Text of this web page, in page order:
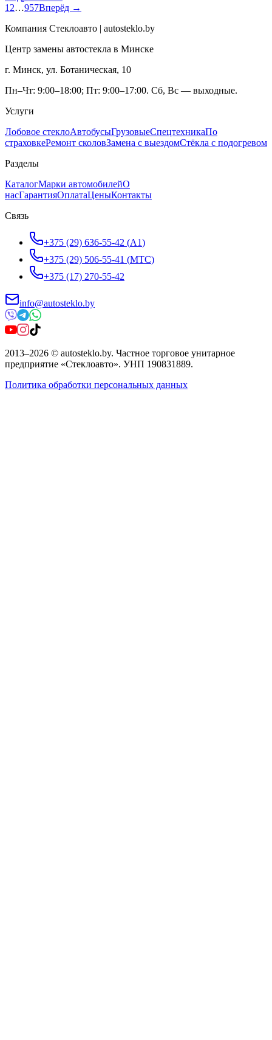
1 2…957Вперёд →
Компания Стеклоавто | autosteklo.by
Центр замены автостекла в Минске
г. Минск, ул. Ботаническая, 10
Пн–Чт: 9:00–18:00; Пт: 9:00–17:00. Сб, Вс — выходные.
Услуги
Лобовое стеклоАвтобусыГрузовыеСпецтехникаПо
страховкеРемонт сколовЗамена с выездомСтёкла с подогревом
Разделы
КаталогМарки автомобилейО
насГарантияОплатаЦеныКонтакты
Связь
+375 (29) 636-55-42 (A1)
+375 (29) 506-55-41 (МТС)
+375 (17) 270-55-42
info@autosteklo.by
2013–2026 © autosteklo.by. Частное торговое унитарное
предприятие «Стеклоавто». УНП 190831889.
Политика обработки персональных данных